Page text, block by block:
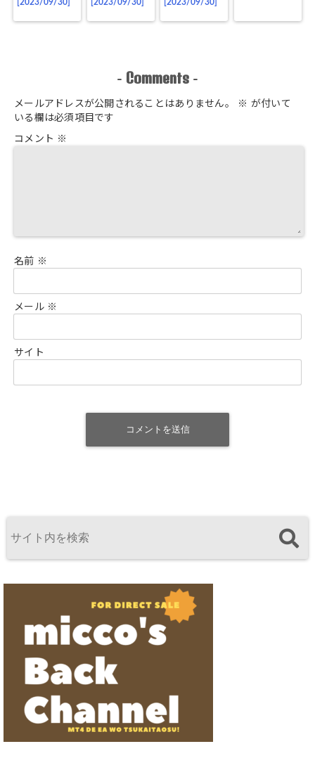
[2023/09/30]
[2023/09/30]
[2023/09/30]
- Comments -
メールアドレスが公開されることはありません。 ※ が付いて
いる欄は必須項目です
コメント ※
名前 ※
メール ※
サイト